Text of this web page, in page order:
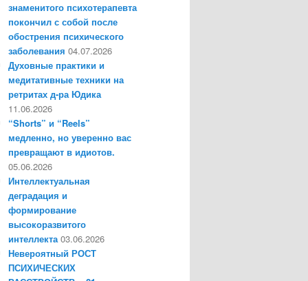
знаменитого психотерапевта
покончил с собой после
обострения психического
заболевания 04.07.2026
Духовные практики и
медитативные техники на
ретритах д-ра Юдика
11.06.2026
“Shorts” и “Reels”
медленно, но уверенно вас
превращают в идиотов.
05.06.2026
Интеллектуальная
деградация и
формирование
высокоразвитого
интеллекта 03.06.2026
Невероятный РОСТ
ПСИХИЧЕСКИХ